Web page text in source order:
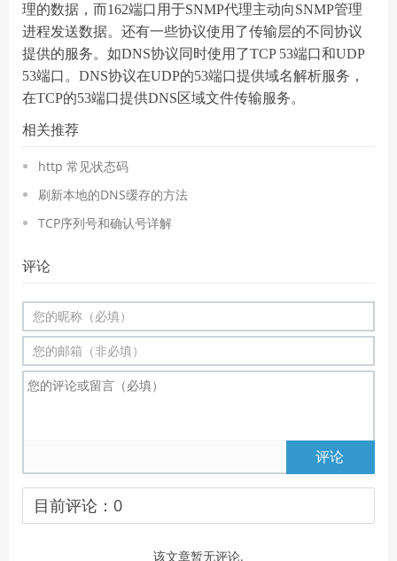
理的数据，而162端口用于SNMP代理主动向SNMP管理
进程发送数据。还有一些协议使用了传输层的不同协议
提供的服务。如DNS协议同时使用了TCP 53端口和UDP
53端口。DNS协议在UDP的53端口提供域名解析服务，
在TCP的53端口提供DNS区域文件传输服务。
相关推荐
http 常见状态码
刷新本地的DNS缓存的方法
TCP序列号和确认号详解
评论
评论
目前评论： 0
该文章暂无评论.